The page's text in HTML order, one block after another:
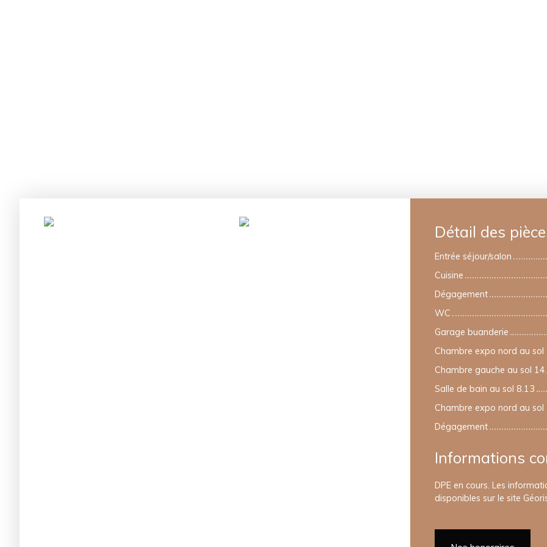
Détail des
Entrée séjour/salon
Cuisine
Dégagement
WC
Garage buanderie
Chambre expo nord au sol
Chambre gauche au sol
Salle de bain au sol 8.13
Chambre expo nord au sol
Dégagement
Informations
DPE en cours. Les
disponibles sur le site